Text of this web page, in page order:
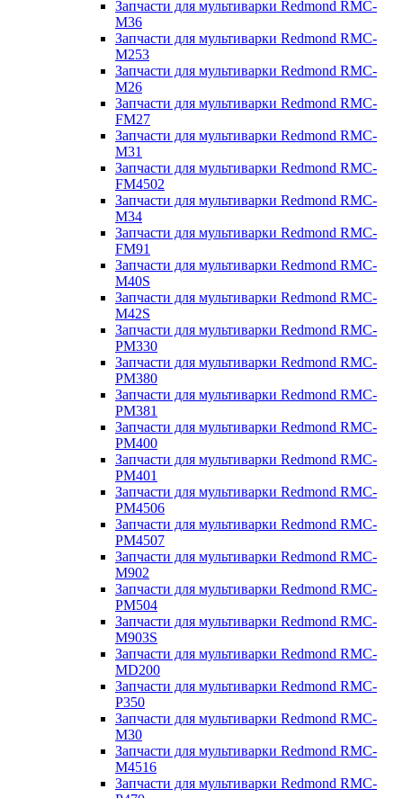
Запчасти для мультиварки Redmond RMC-
M36
Запчасти для мультиварки Redmond RMC-
M253
Запчасти для мультиварки Redmond RMC-
M26
Запчасти для мультиварки Redmond RMC-
FM27
Запчасти для мультиварки Redmond RMC-
M31
Запчасти для мультиварки Redmond RMC-
FM4502
Запчасти для мультиварки Redmond RMC-
M34
Запчасти для мультиварки Redmond RMC-
FM91
Запчасти для мультиварки Redmond RMC-
M40S
Запчасти для мультиварки Redmond RMC-
M42S
Запчасти для мультиварки Redmond RMC-
PM330
Запчасти для мультиварки Redmond RMC-
PM380
Запчасти для мультиварки Redmond RMC-
PM381
Запчасти для мультиварки Redmond RMC-
PM400
Запчасти для мультиварки Redmond RMC-
PM401
Запчасти для мультиварки Redmond RMC-
PM4506
Запчасти для мультиварки Redmond RMC-
PM4507
Запчасти для мультиварки Redmond RMC-
M902
Запчасти для мультиварки Redmond RMC-
PM504
Запчасти для мультиварки Redmond RMC-
M903S
Запчасти для мультиварки Redmond RMC-
MD200
Запчасти для мультиварки Redmond RMC-
P350
Запчасти для мультиварки Redmond RMC-
M30
Запчасти для мультиварки Redmond RMC-
M4516
Запчасти для мультиварки Redmond RMC-